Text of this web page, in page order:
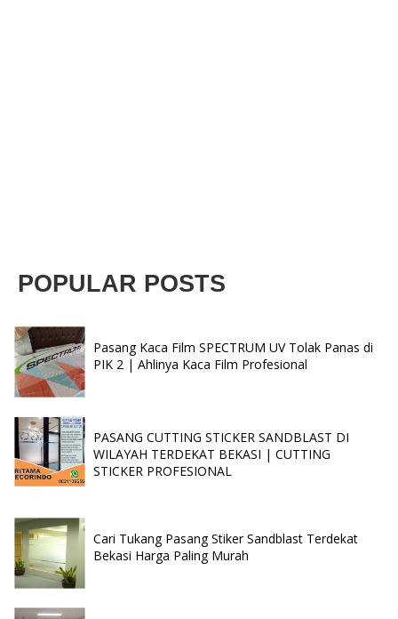
POPULAR POSTS
Pasang Kaca Film SPECTRUM UV Tolak Panas di
PIK 2 | Ahlinya Kaca Film Profesional
PASANG CUTTING STICKER SANDBLAST DI
WILAYAH TERDEKAT BEKASI | CUTTING
STICKER PROFESIONAL
Cari Tukang Pasang Stiker Sandblast Terdekat
Bekasi Harga Paling Murah